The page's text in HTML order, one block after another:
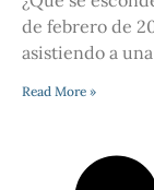
de febrero de
asistiendo a
Read More »